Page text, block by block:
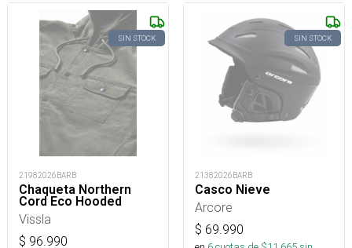
SIN STOCK
21982026BARB
Chaqueta Northern
Cord Eco Hooded
Vissla
$ 96.990
SIN STOCK
21382026BARB
Casco Nieve
Arcore
$ 69.990